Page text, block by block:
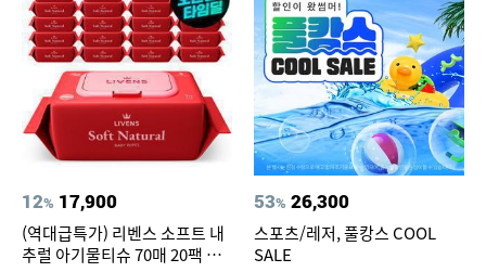
12% 17,900
(역대급특가) 리벤스 소프트 내
추럴 아기물티슈 70매 20팩 캡
53% 26,300
스포츠/레저, 풀캉스 COOL
SALE